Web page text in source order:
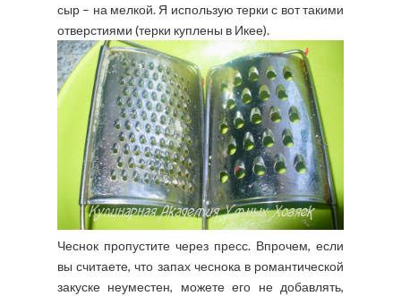
сыр – на мелкой. Я использую терки с вот такими
отверстиями (терки куплены в Икее).
Чеснок пропустите через пресс. Впрочем, если
вы считаете, что запах чеснока в романтической
закуске неуместен, можете его не добавлять,